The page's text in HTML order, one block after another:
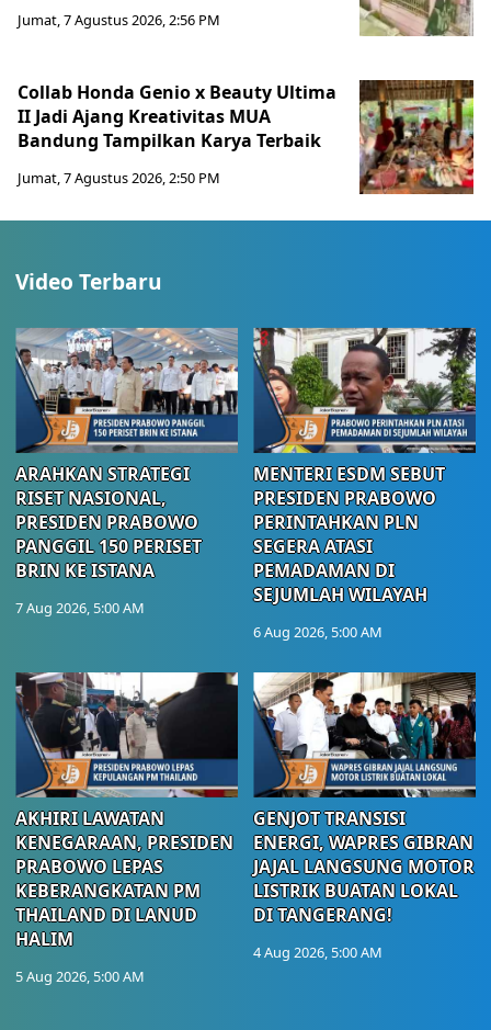
Jumat, 7 Agustus 2026, 2:56 PM
Collab Honda Genio x Beauty Ultima
II Jadi Ajang Kreativitas MUA
Bandung Tampilkan Karya Terbaik
Jumat, 7 Agustus 2026, 2:50 PM
Video Terbaru
ARAHKAN STRATEGI
RISET NASIONAL,
PRESIDEN PRABOWO
PANGGIL 150 PERISET
BRIN KE ISTANA
7 Aug 2026, 5:00 AM
MENTERI ESDM SEBUT
PRESIDEN PRABOWO
PERINTAHKAN PLN
SEGERA ATASI
PEMADAMAN DI
SEJUMLAH WILAYAH
6 Aug 2026, 5:00 AM
AKHIRI LAWATAN
KENEGARAAN, PRESIDEN
PRABOWO LEPAS
KEBERANGKATAN PM
THAILAND DI LANUD
HALIM
5 Aug 2026, 5:00 AM
GENJOT TRANSISI
ENERGI, WAPRES GIBRAN
JAJAL LANGSUNG MOTOR
LISTRIK BUATAN LOKAL
DI TANGERANG!
4 Aug 2026, 5:00 AM